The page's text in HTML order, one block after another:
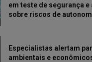
em teste de segurança e
sobre riscos de
Especialistas alertam
ambientais e